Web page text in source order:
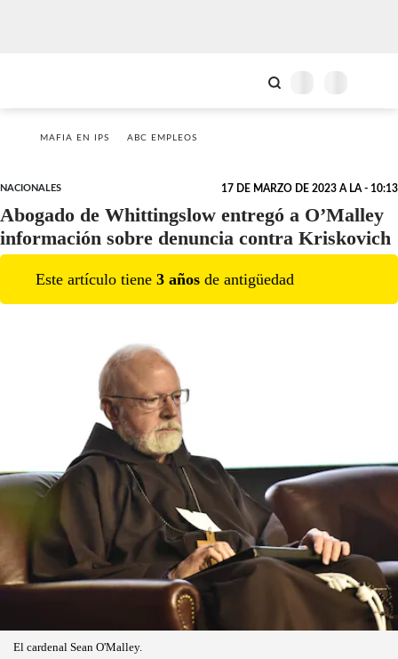
MAFIA EN IPS ABC EMPLEOS
NACIONALES 17 DE MARZO DE 2023 A LA - 10:13
Abogado de Whittingslow entregó a O’Malley
información sobre denuncia contra Kriskovich
Este artículo tiene 3 años de antigüedad
El cardenal Sean O'Malley.